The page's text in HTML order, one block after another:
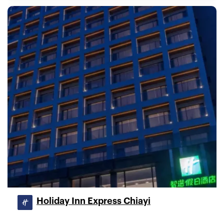
Holiday Inn Express Chiayi